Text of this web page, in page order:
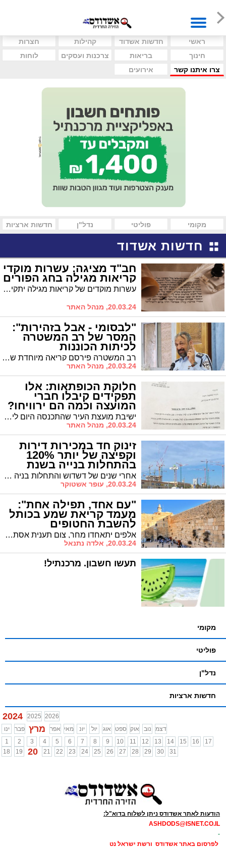
ראשי חדשות אשדוד קהילות
חצרות
חינוך
בריאות צרכנות ועסקים
לוחות
צרו איתנו קשר
אירועים
מקומי פוליטי נדל"ן חדשות ארציות
חדשות אשדוד
חב"ד מציגה: עשרות מוקדי
קריאות מגילה בחג הפורים
עשרות מוקדים של קריאות מגילה יתקיימו בבתי חב"ד הפזורים ברחבי העיר. גם בבית החולים 'אסותא' יתקיים מבצע מיוחד, עליו מנצח שליח חב"ד בבית הרפואה הרב צבי גודמן. להלן הרשימה המלאה
20.03.24, מנהל האתר
"לבסומי - אבל בזהירות":
המסר של רב המשטרה
לכיתות הכוננות
רב המשטרה פירסם קריאה מיוחדת שבה הוא מזהיר: 'לבסומי' בפורים, אבל בזהירות. ברקע: החשש מכיתות הכוננות שהוקמו בציבור החרדי, כשקיים חשש שנושא נשק ישתכר - ויעשה שימוש בנשק
20.03.24, מנהל האתר
חלוקת הכופתאות: אלו
תפקידים קיבלו חברי
המועצה וכמה הם ירוויחו?
ישיבת מועצת העיר שהתכנסה היום לישיבתה הראשונה אישרה את שכרם של סגני ראש העיר. כן אושרו התפקידים של חברי המועצה. וכמה ירוויחו עוזרי הסגנים? כל הפרטים
20.03.24, מנהל האתר
זינוק חד במכירות דירות
וקפיצה של יותר 120%
בהתחלות בנייה בשנת
2023 באשדוד אחרי שנים של דשדוש והתחלות בניה שעמדו על כ-800 התחלות בניה בשנה, נרשם בשנה החולפת זינוק חד מאוד בהתחלות בנייה באשדוד. איך זה לפתע קרה?
20.03.24, עופר אשטוקר
"עם אחד, תפילה אחת":
מעמד קריאת שמע בכותל
להשבת החטופים
אלפים יתאחדו מחר, צום תענית אסתר, לתפילה מיוחדת בכותל המערבי ובמוקדים נוספים בארץ ובעולם למען השבת החטופים וחיזוק החיילים בעזה
20.03.24, אלדה נתנאל
תעשו חשבון. מרכנתיל!
מקומי
פוליטי
נדל"ן
חדשות ארציות
2024 2025 2026
ינו
פבר מרץ אפר מאי יונ יול אוג ספט אוק נוב
דצמ
1
2 3 4 5 6 7 8 9 10 11 12 13 14 15 16
17
18
19 20 21 22 23 24 25 26 27 28 29 30 31
הודעות לאתר אשדודס ניתן לשלוח בדוא"ל:
ASHDODS@ISNET.CO.IL
-
לפרסום באתר אשדודס ורשת ישראל נט